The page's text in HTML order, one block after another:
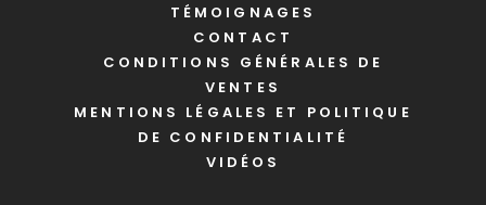
TÉMOIGNAGES
CONTACT
CONDITIONS GÉNÉRALES DE
VENTES
MENTIONS LÉGALES ET POLITIQUE
DE CONFIDENTIALITÉ
VIDÉOS